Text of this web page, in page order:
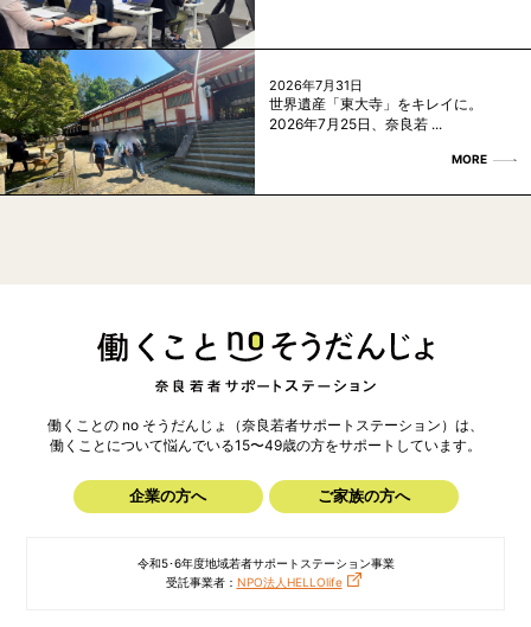
2026年7月31日
世界遺産「東大寺」をキレイに。
2026年7月25日、奈良若 ...
MORE
働くことの no そうだんじょ（奈良若者サポートステーション）は、
働くことについて悩んでいる15〜49歳の方をサポートしています。
企業の方へ ご家族の方へ
令和5･6年度地域若者サポートステーション事業
受託事業者： NPO法人HELLOlife